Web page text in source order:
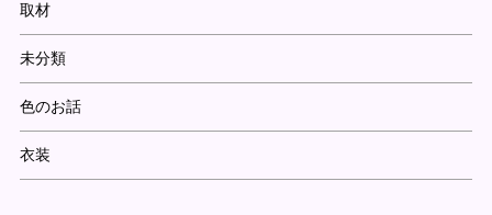
取材
未分類
色のお話
衣装